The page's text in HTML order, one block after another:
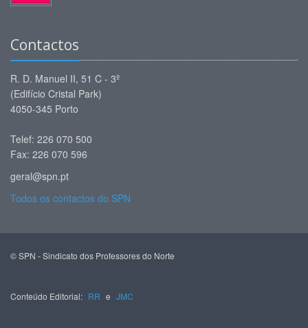
Contactos
R. D. Manuel II, 51 C - 3º
(Edifício Cristal Park)
4050-345 Porto
Telef: 226 070 500
Fax: 226 070 596
geral@spn.pt
Todos os contactos do SPN
© SPN - Sindicato dos Professores do Norte
Conteúdo Editorial: RR e JMC